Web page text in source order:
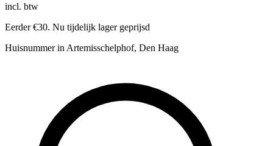
incl. btw
Eerder €30. Nu tijdelijk lager geprijsd
Huisnummer in Artemisschelphof, Den Haag